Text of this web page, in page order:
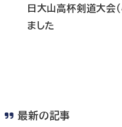
日大山高杯剣道大会
ました
最新の記事